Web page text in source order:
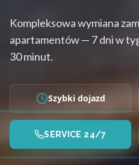
Kompleksowa wymiana
apartamentów — 7 dni w
30 minut.
Szybki dojazd
SERVICE 24/7